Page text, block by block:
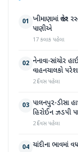
01 ખીમાણામાં જાહેર
પાણીએ
17 કલાક પહેલા
02 નેનાવા-સાંચોર
વાહનચાલકો
2 દિવસ પહેલા
03 પાલનપુર-ડીસા
હિરોઈન ઝડપી
2 દિવસ પહેલા
04 ચાંદીના ભાવમાં